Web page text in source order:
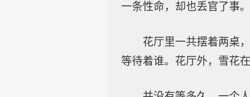
一条性命，却也丢官了事
花厅里一共摆着两桌
等待着谁。花厅外，雪花